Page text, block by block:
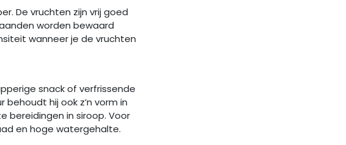
De vruchten zijn vrij goed
worden bewaard
wanneer je de vruchten
snack of verfrissende
hij ook z’n vorm in
bereidingen in siroop. Voor
en hoge watergehalte.